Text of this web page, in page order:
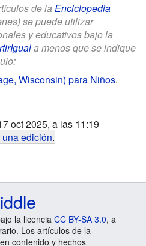
de la Enciclopedia
se puede utilizar
y educativos bajo la
a menos que se indique
Wisconsin) para Niños.
oct 2025, a las 11:19
edición.
la licencia CC BY-SA 3.0, a
Los artículos de la
contenido y hechos